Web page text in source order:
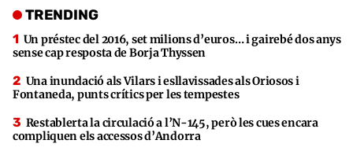
TRENDING
Un préstec del 2016, set milions d’euros… i gairebé dos anys
sense cap resposta de Borja Thyssen
Una inundació als Vilars i esllavissades als Oriosos i
Fontaneda, punts crítics per les tempestes
Restablerta la circulació a l’N-145, però les cues encara
compliquen els accessos d’Andorra